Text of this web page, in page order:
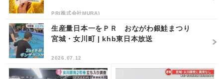
PR(株式会社MURA)
生産量日本一をＰＲ おながわ銀鮭まつり
宮城・女川町 | khb東日本放送
2026.07.12